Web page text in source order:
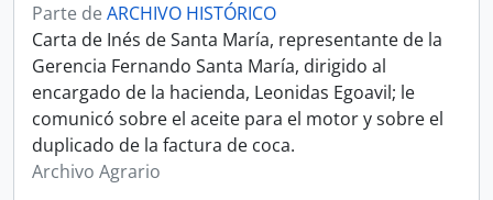
Parte de ARCHIVO HISTÓRICO
Carta de Inés de Santa María, representante de la
Gerencia Fernando Santa María, dirigido al
encargado de la hacienda, Leonidas Egoavil; le
comunicó sobre el aceite para el motor y sobre el
duplicado de la factura de coca.
Archivo Agrario